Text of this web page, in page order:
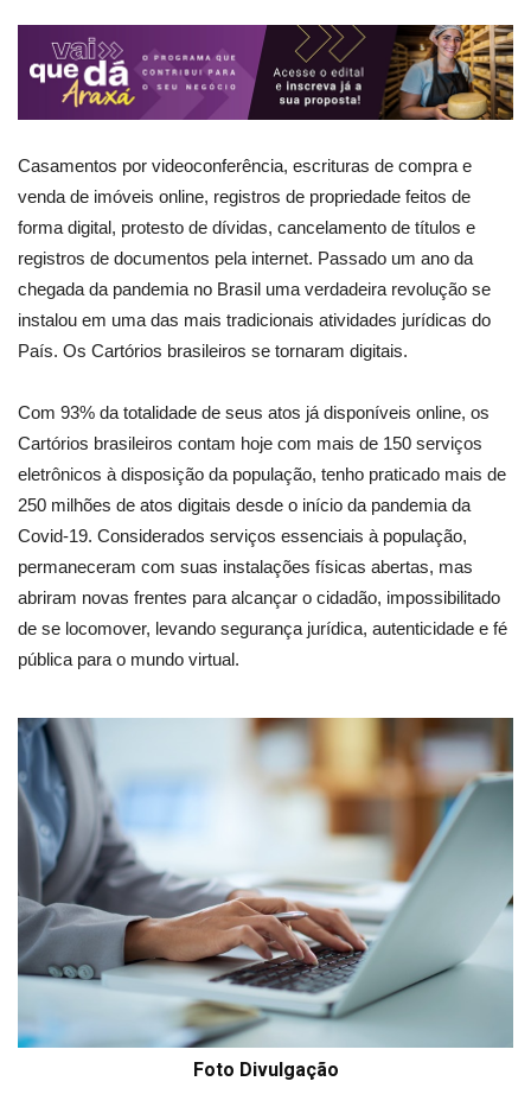
Casamentos por videoconferência, escrituras de compra e
venda de imóveis online, registros de propriedade feitos de
forma digital, protesto de dívidas, cancelamento de títulos e
registros de documentos pela internet. Passado um ano da
chegada da pandemia no Brasil uma verdadeira revolução se
instalou em uma das mais tradicionais atividades jurídicas do
País. Os Cartórios brasileiros se tornaram digitais.
Com 93% da totalidade de seus atos já disponíveis online, os
Cartórios brasileiros contam hoje com mais de 150 serviços
eletrônicos à disposição da população, tenho praticado mais de
250 milhões de atos digitais desde o início da pandemia da
Covid-19. Considerados serviços essenciais à população,
permaneceram com suas instalações físicas abertas, mas
abriram novas frentes para alcançar o cidadão, impossibilitado
de se locomover, levando segurança jurídica, autenticidade e fé
pública para o mundo virtual.
Foto Divulgação